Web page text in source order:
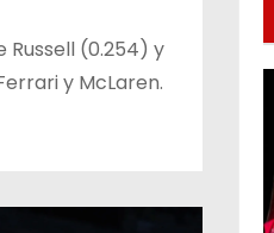
(0.254) y
y McLaren.